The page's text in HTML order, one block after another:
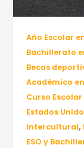
Año Escolar
Bachillerato
Becas
Académico en
Curso Escolar
Estados
Intercultural,
ESO y